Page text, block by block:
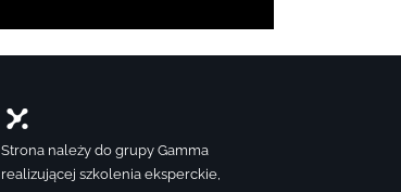
Strona należy do grupy Gamma
realizującej szkolenia eksperckie,